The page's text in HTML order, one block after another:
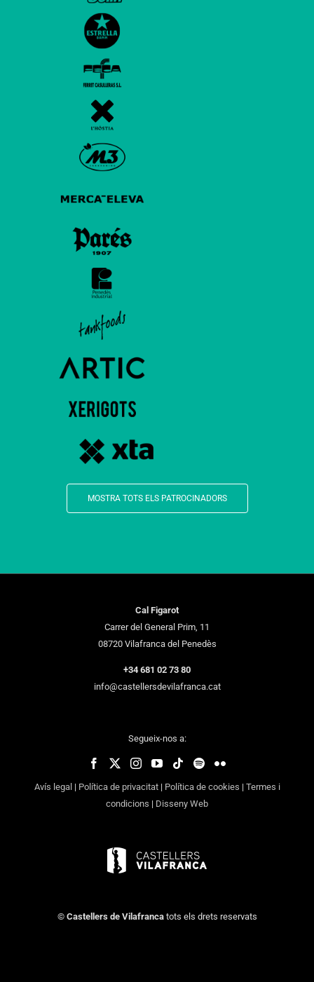
MOSTRA TOTS ELS PATROCINADORS
Cal Figarot
Carrer del General Prim, 11
08720 Vilafranca del Penedès
+34 681 02 73 80
info@castellersdevilafranca.cat
Segueix-nos a:
Avís legal | Política de privacitat| Política de cookies | Termes i
condicions | Disseny Web
© Castellers de Vilafrancatots els drets reservats